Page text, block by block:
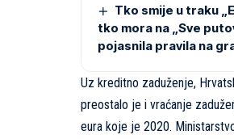
Tko smije u traku
tko mora na „Sve
pojasnila pravila na
Uz kreditno zaduženje,
preostalo je i vraćanje
eura koje je 2020.